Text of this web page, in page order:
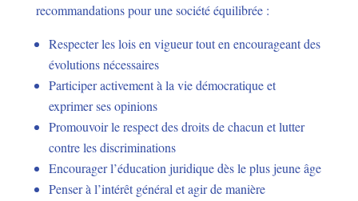
recommandations pour une société équilibrée :
Respecter les lois en vigueur tout en encourageant des
évolutions nécessaires
Participer activement à la vie démocratique et
exprimer ses opinions
Promouvoir le respect des droits de chacun et lutter
contre les discriminations
Encourager l’éducation juridique dès le plus jeune âge
Penser à l’intérêt général et agir de manière